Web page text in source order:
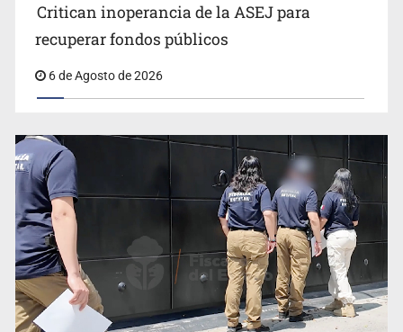
Fiscalías, SIAPA y transporte, entre los asuntos
pendientes del Congreso
Critican inoperancia de la ASEJ para
recuperar fondos públicos
6 de Agosto de 2026